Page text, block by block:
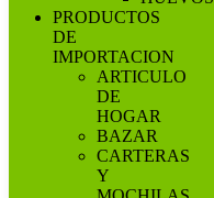
PRODUCTOS
DE
IMPORTACION
ARTICULO
DE
HOGAR
BAZAR
CARTERAS
Y